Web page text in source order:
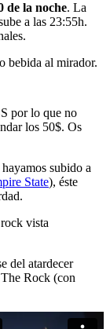
de la noche. La
a las 23:55h.
bebida al mirador.
por lo que no
los 50$. Os
subido a
State), éste
del atardecer
Rock (con